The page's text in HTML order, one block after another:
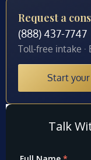
Request a
(888) 437-7747
Toll-free intake ·
Start